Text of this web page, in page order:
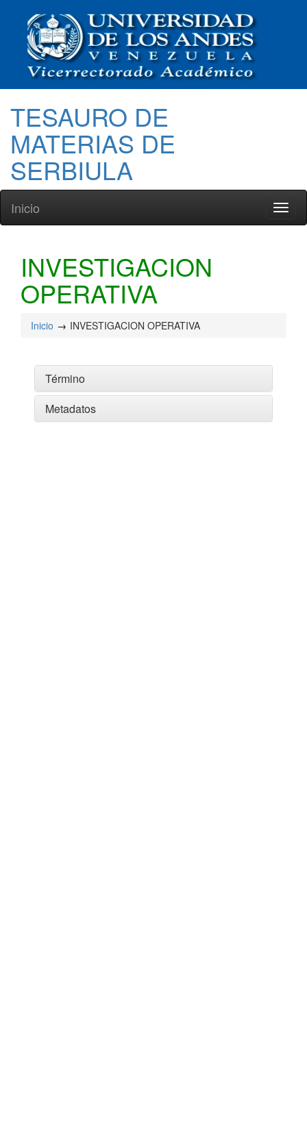
TESAURO DE
MATERIAS DE
SERBIULA
Inicio
INVESTIGACION
OPERATIVA
Inicio INVESTIGACION OPERATIVA
Término
Metadatos